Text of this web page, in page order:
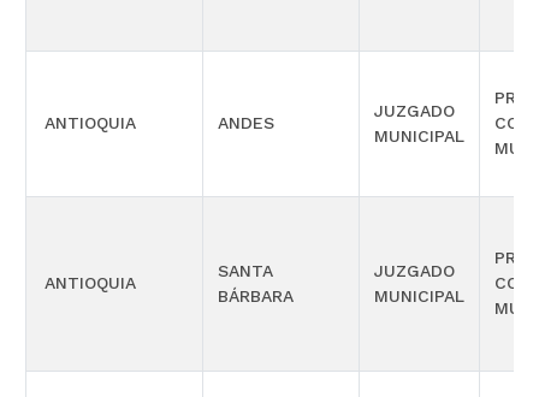
ANTIOQUIA ANDES
JUZGADO
MUNICIPAL
ANTIOQUIA
SANTA
BÁRBARA
JUZGADO
MUNICIPAL